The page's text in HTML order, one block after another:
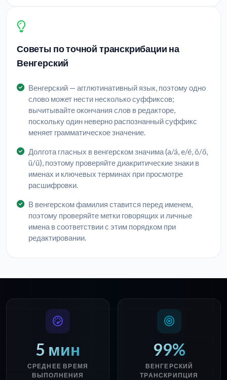
Советы по точной транскрибации на
Венгерский
Венгерский — агглютинативный язык, поэтому одно
слово может нести несколько суффиксов;
вычитывайте окончания слов в редакторе,
поскольку один неверно распознанный суффикс
меняет грамматическое значение.
Долгота гласных в венгерском значима (a/á, e/é, ö/ő,
ü/ű), поэтому проверяйте диакритические знаки в
именах и ключевых терминах при просмотре
расшифровки.
В венгерском фамилия ставится перед именем,
поэтому проверяйте метки говорящих и личные
имена в соответствии с этим порядком при
редактировании.
5 мин
СРЕДНЕЕ ВРЕМЯ
ВЫПОЛНЕНИЯ
99%
ВЕНГЕРСКИЙ
ТРАНСКРИПЦИЯ